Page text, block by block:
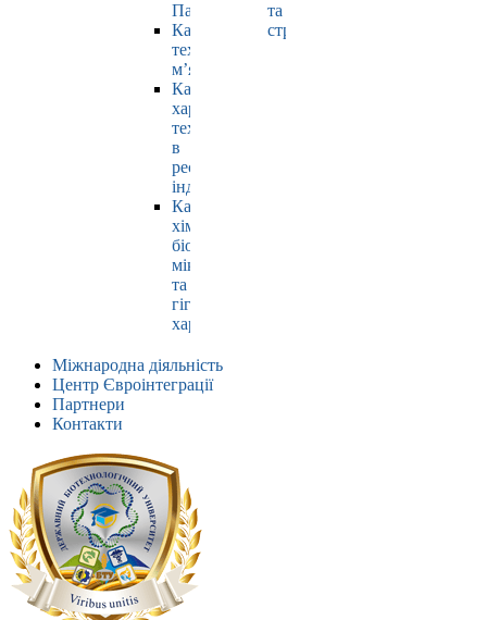
Павлюк
Кафедра
технології
м’яса
Кафедра
харчових
технологій
в
ресторанній
індустрії
Кафедра
хімії,
біохімії,
мікробіології
та
гігієни
харчування
та
страхування
Міжнародна діяльність
Центр Євроінтеграції
Партнери
Контакти